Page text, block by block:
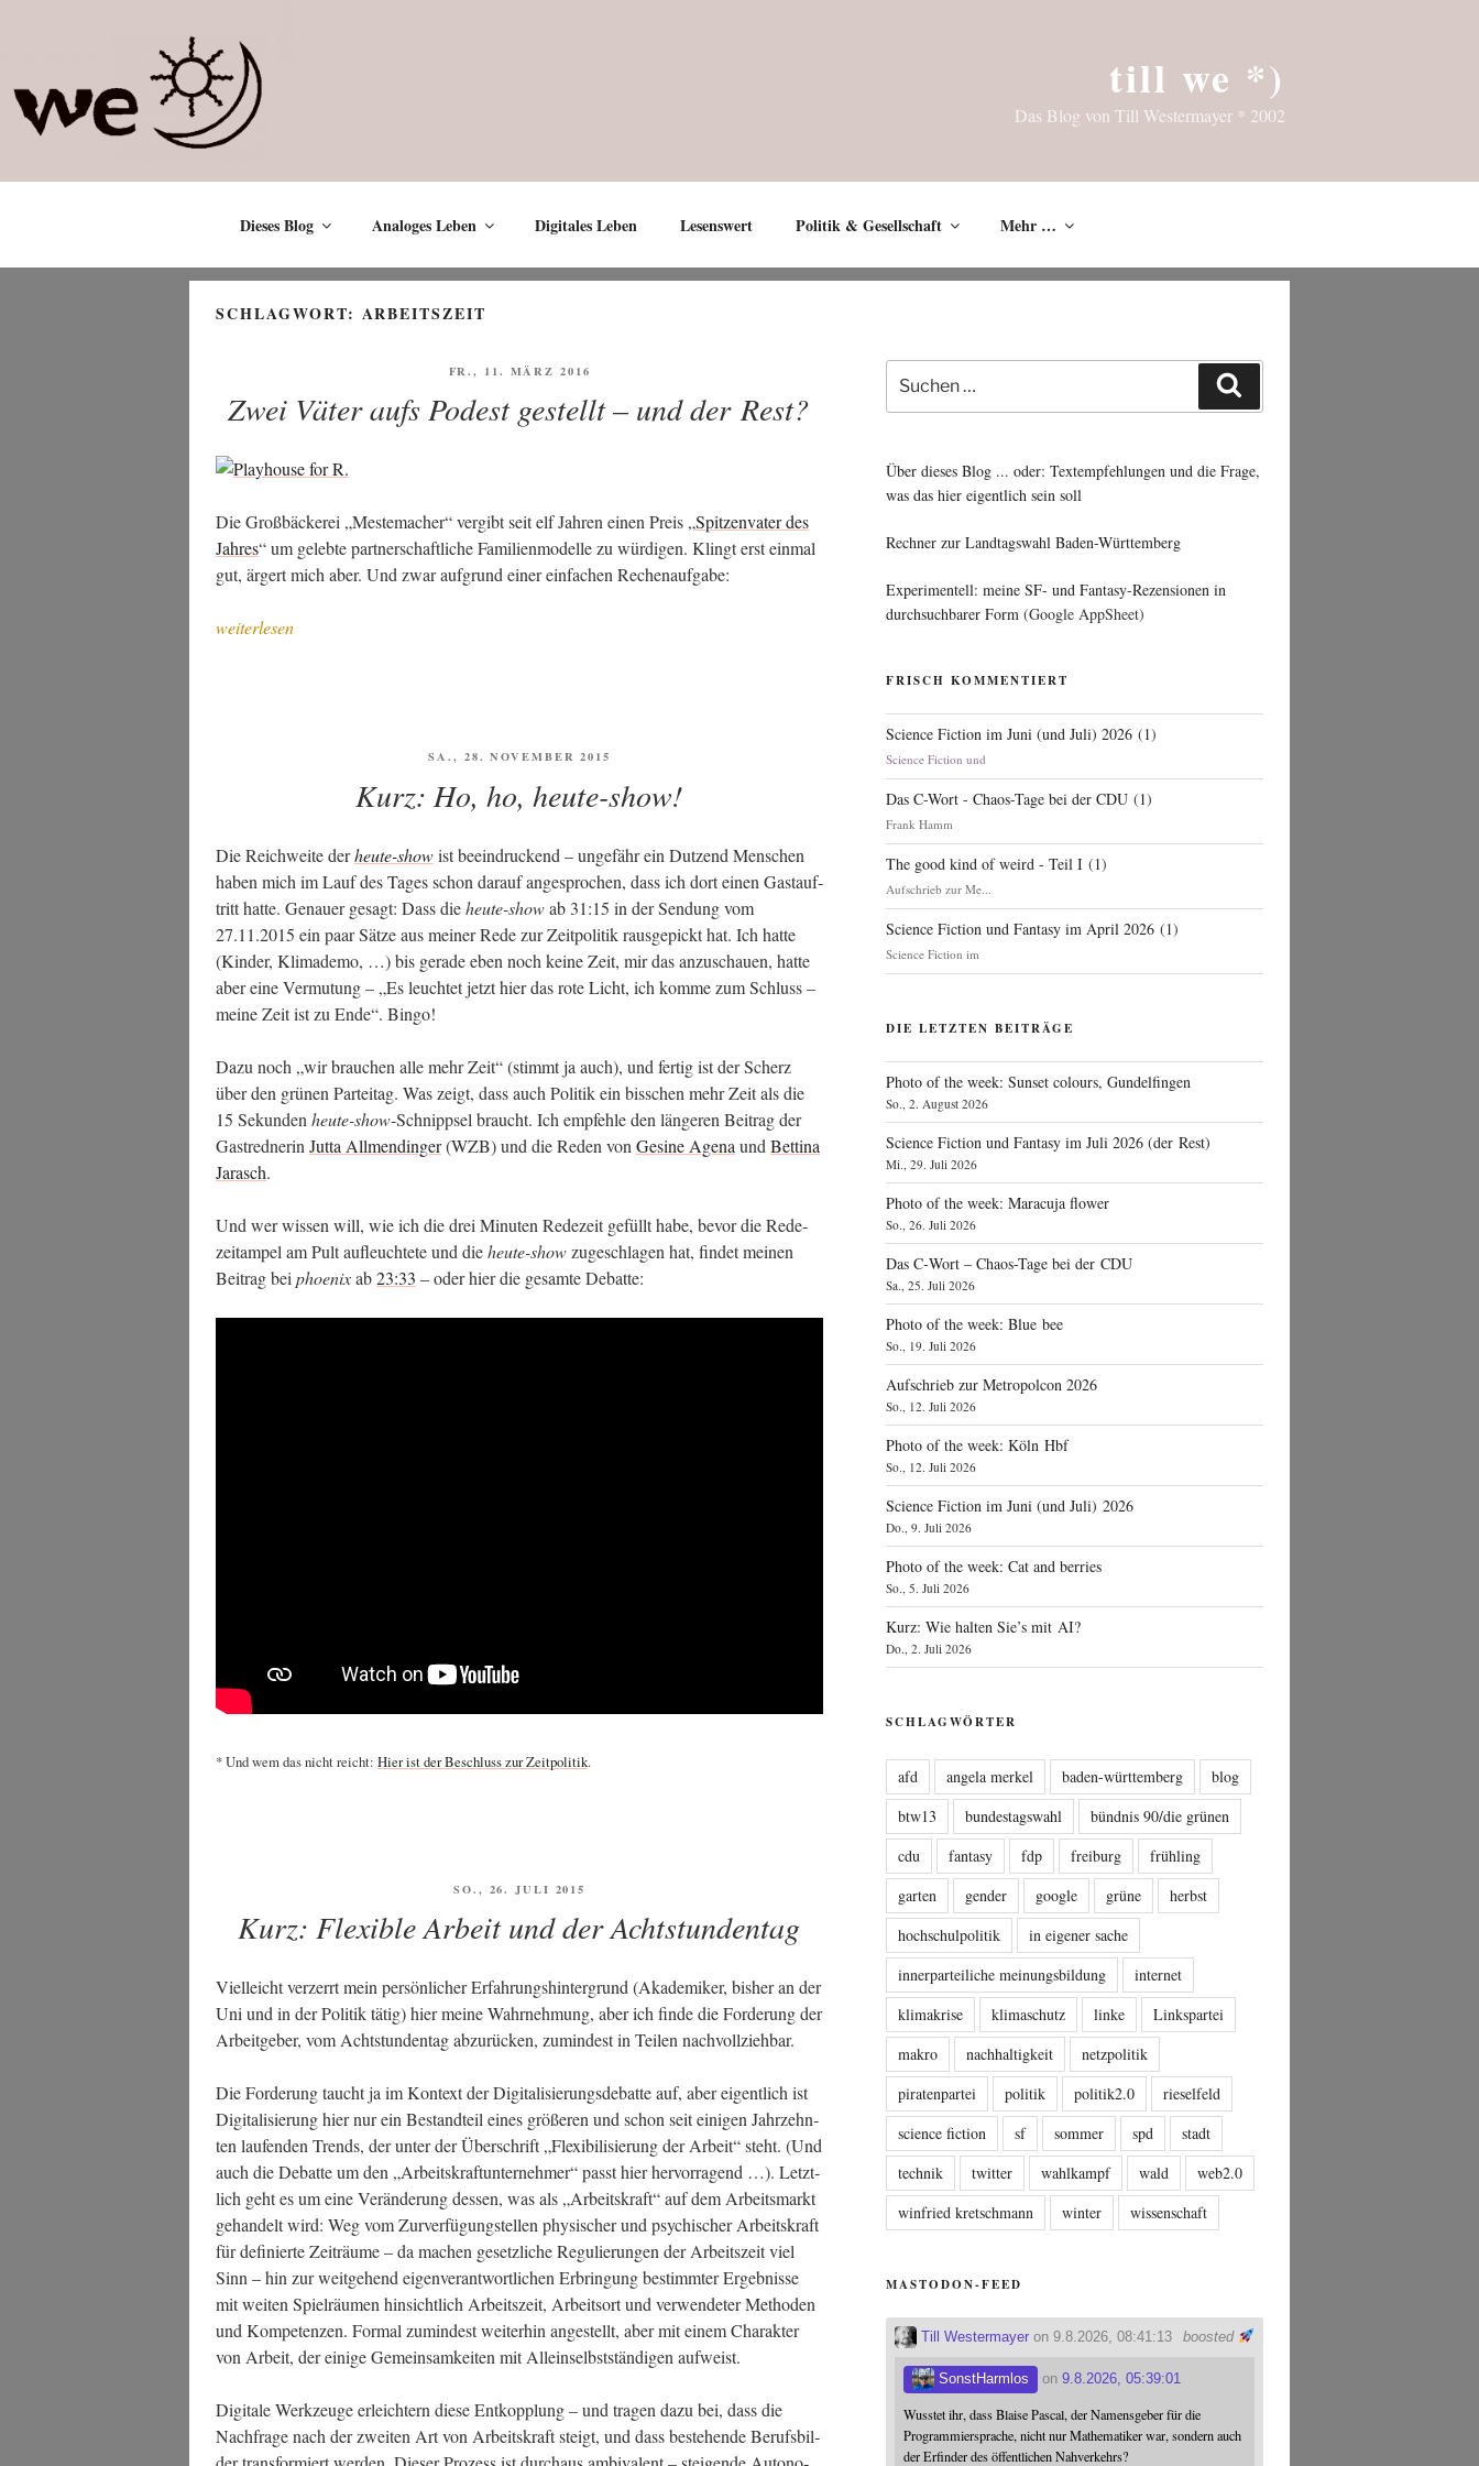
till we *)
Das Blog von Till Westermayer * 2002
Dieses Blog Analoges Leben Digitales Leben Lesenswert Politik & Gesellschaft Mehr …
SCHLAGWORT: ARBEITSZEIT
VERÖFFENTLICHT
FR., 11. MÄRZ 2016
Zwei Väter aufs Podest gestellt – und der Rest?
Die Groß­bä­cke­rei „Mes­tem­a­cher“ ver­gibt seit elf Jah­ren einen Preis „Spit­zen­va­ter des
Jah­res“ um geleb­te part­ner­schaft­li­che Fami­li­en­mo­del­le zu wür­di­gen. Klingt erst ein­mal
gut, ärgert mich aber. Und zwar auf­grund einer ein­fa­chen Rechenaufgabe:
„Zwei
weiterlesen
VERÖFFENTLICHT
SA., 28. NOVEMBER 2015
Kurz: Ho, ho, heute-show!
Die Reich­wei­te derheu­te-showist beein­dru­ckend – unge­fähr ein Dut­zend Men­schen
haben mich im Lauf des Tages schon dar­auf ange­spro­chen, dass ich dort einen Gast­auf­
tritt hat­te. Genau­er gesagt: Dass dieheu­te-showab 31:15 in der Sen­dung vom
27.11.2015 ein paar Sät­ze aus mei­ner Rede zur Zeit­po­li­tik raus­ge­pickt hat. Ich hat­te
(Kin­der, Kli­ma­de­mo, …) bis gera­de eben noch kei­ne Zeit, mir das anzu­schau­en, hat­te
aber eine Ver­mu­tung – „Es leuch­tet jetzt hier das rote Licht, ich kom­me zum Schluss –
mei­ne Zeit ist zu Ende“. Bingo!
Dazu noch „wir brau­chen alle mehr Zeit“ (stimmt ja auch), und fer­tig ist der Scherz
über den grü­nen Par­tei­tag. Was zeigt, dass auch Poli­tik ein biss­chen mehr Zeit als die
15 Sekun­den heu­te-show-Schnipp­sel braucht. Ich emp­feh­le den län­ge­ren Bei­trag der
Gast­red­ne­rin Jut­ta All­men­din­ger(WZB) und die Reden von Gesi­ne Age­na und Bet­ti­na
Jarasch.
Und wer wis­sen will, wie ich die drei Minu­ten Rede­zeit gefüllt habe, bevor die Rede­
zeit­am­pel am Pult auf­leuch­te­te und dieheu­te-showzuge­schla­gen hat, fin­det mei­nen
Bei­trag bei phoe­nixab23:33 – oder hier die gesam­te Debatte:
* Und wem das nicht reicht: Hier ist der Beschluss zur Zeit­po­li­tik.
VERÖFFENTLICHT
SO., 26. JULI 2015
Kurz: Flexible Arbeit und der Achtstundentag
Viel­leicht ver­zerrt mein per­sön­li­cher Erfah­rungs­hin­ter­grund (Aka­de­mi­ker, bis­her an der
Uni und in der Poli­tik tätig) hier mei­ne Wahr­neh­mung, aber ich fin­de die For­de­rung der
Arbeit­ge­ber, vom Acht­stun­den­tag abzu­rü­cken, zumin­dest in Tei­len nachvollziehbar.
Die For­de­rung taucht ja im Kon­text der Digi­ta­li­sie­rungs­de­bat­te auf, aber eigent­lich ist
Digi­ta­li­sie­rung hier nur ein Bestand­teil eines grö­ße­ren und schon seit eini­gen Jahr­zehn­
ten lau­fen­den Trends, der unter der Über­schrift „Fle­xi­bi­li­sie­rung der Arbeit“ steht. (Und
auch die Debat­te um den „Arbeits­kraft­un­ter­neh­mer“ passt hier her­vor­ra­gend …). Letzt­
lich geht es um eine Ver­än­de­rung des­sen, was als „Arbeits­kraft“ auf dem Arbeits­markt
gehan­delt wird: Weg vom Zur­ver­fü­gung­stel­len phy­si­scher und psy­chi­scher Arbeits­kraft
für defi­nier­te Zeit­räu­me – da machen gesetz­li­che Regu­lie­run­gen der Arbeits­zeit viel
Sinn – hin zur weit­ge­hend eigen­ver­ant­wort­li­chen Erbrin­gung bestimm­ter Ergeb­nis­se
mit wei­ten Spiel­räu­men hin­sicht­lich Arbeits­zeit, Arbeits­ort und ver­wen­de­ter Metho­den
und Kom­pe­ten­zen. For­mal zumin­dest wei­ter­hin ange­stellt, aber mit einem Cha­rak­ter
von Arbeit, der eini­ge Gemein­sam­kei­ten mit Allein­selbst­stän­di­gen aufweist.
Digi­ta­le Werk­zeu­ge erleich­tern die­se Ent­kopp­lung – und tra­gen dazu bei, dass die
Nach­fra­ge nach der zwei­ten Art von Arbeits­kraft steigt, und dass bestehen­de Berufs­bil­
Suche
nach:
Über dieses Blog ... oder: Textempfehlungen und die Frage,
was das hier eigentlich sein soll
Rechner zur Landtagswahl Baden-Württemberg
Experimentell: meine SF- und Fantasy-Rezensionen in
durchsuchbarer Form (Google AppSheet)
FRISCH KOMMENTIERT
Science Fiction im Juni (und Juli) 2026 (1)
Science Fiction und
Das C-Wort - Chaos-Tage bei der CDU (1)
Frank Hamm
The good kind of weird - Teil I (1)
Aufschrieb zur Me...
Science Fiction und Fantasy im April 2026 (1)
Science Fiction im
DIE LETZTEN BEITRÄGE
Photo of the week: Sunset colours, Gundelfingen
So., 2. August 2026
Science Fiction und Fantasy im Juli 2026 (der Rest)
Mi., 29. Juli 2026
Photo of the week: Maracuja flower
So., 26. Juli 2026
Das C‑Wort – Chaos-Tage bei der CDU
Sa., 25. Juli 2026
Photo of the week: Blue bee
So., 19. Juli 2026
Aufschrieb zur Metropolcon 2026
So., 12. Juli 2026
Photo of the week: Köln Hbf
So., 12. Juli 2026
Science Fiction im Juni (und Juli) 2026
Do., 9. Juli 2026
Photo of the week: Cat and berries
So., 5. Juli 2026
Kurz: Wie halten Sie’s mit AI?
Do., 2. Juli 2026
SCHLAGWÖRTER
afd angela merkel baden-württemberg
blog
btw13
bundestagswahl
bündnis 90/die grünen
cdu
fantasy fdp freiburg
frühling
garten
gender google grüne
herbst
hochschulpolitik
in eigener sache
innerparteiliche meinungsbildung
internet
klimakrise
klimaschutz linke
Linkspartei
makro
nachhaltigkeit
netzpolitik
piratenpartei
politik politik2.0
rieselfeld
science fiction
sf sommer spd
stadt
technik
twitter wahlkampf wald
web2.0
winfried kretschmann
winter wissenschaft
MASTODON-FEED
boosted
Till Westermayer on 9.8.2026, 08:41:13
SonstHarmlos on9.8.2026, 05:39:01
Wusstet ihr, dass Blaise Pascal, der Namensgeber für die
Programmiersprache, nicht nur Mathematiker war, sondern auch
der Erfinder des öffentlichen Nahverkehrs?